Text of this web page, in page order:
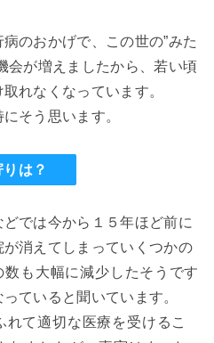
のおかげで、この世の”みた
会が増えましたから、若い頃
れなくなっています。
そう思います。
は？
では今から１５年ほど前に
消えてしまっていくつかの
数も大幅に減少したそう です
ていると聞いています。
れて適切な医療を受けるこ